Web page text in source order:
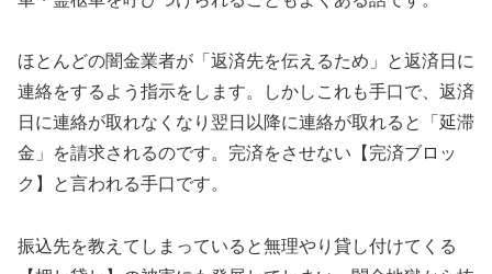
ほとんどの闇金業者が「返済先を伝えるため」と返済日に
連絡をするよう指示をします。しかしこれも手口で、返済
日に連絡が取れなくなり翌日以降に連絡が取れると「延滞
金」を請求されるのです。完済をさせない【完済ブロッ
ク】と言われる手口です。
振込先を教えてしまっていると無理やり貸し付けてくる